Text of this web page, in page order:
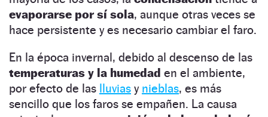
evaporarse por sí sola, aunque otras veces se
hace persistente y es necesario cambiar el faro.
En la época invernal, debido al descenso de las
temperaturas y la humedad en el ambiente,
por efecto de las lluvias y nieblas, es más
sencillo que los faros se empañen. La causa